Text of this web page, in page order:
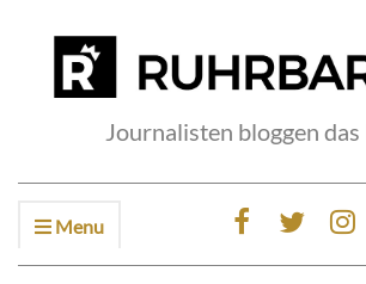
Journalisten bloggen das
Menu